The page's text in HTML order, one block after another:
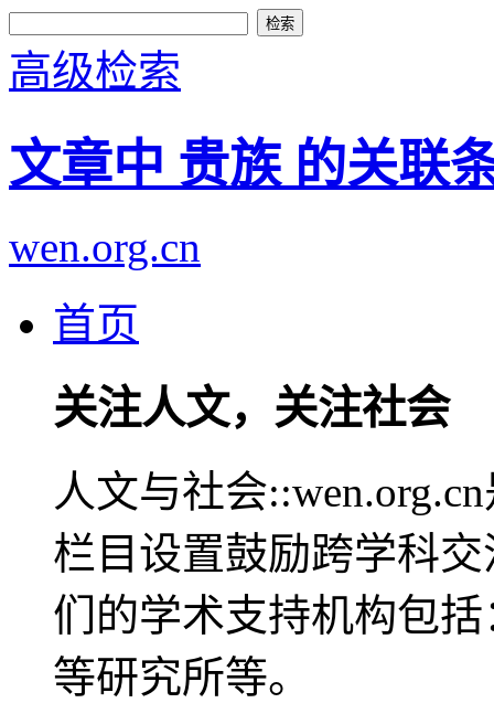
高级检索
文章中 贵族 的关联
wen.org.cn
首页
关注人文，关注社会
人文与社会
栏目设置鼓励跨学科
们的学术支持机构包
等研究所等。